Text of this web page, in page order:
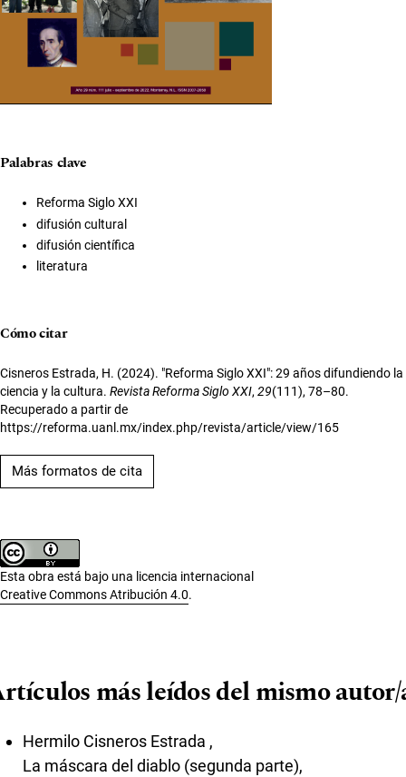
Palabras clave
Reforma Siglo XXI
difusión cultural
difusión científica
literatura
Cómo citar
Cisneros Estrada, H. (2024). "Reforma Siglo XXI": 29 años difundiendo la
ciencia y la cultura. Revista Reforma Siglo XXI,29(111), 78–80.
Recuperado a partir de
https://reforma.uanl.mx/index.php/revista/article/view/165
Más formatos de cita
Esta obra está bajo una licencia internacional
Creative Commons Atribución 4.0.
más leídos del mismo
Hermilo Cisneros Estrada ,
La máscara del diablo (segunda parte),